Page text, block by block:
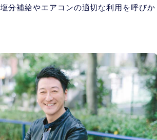
分補給やエアコンの適切な利用を呼びか